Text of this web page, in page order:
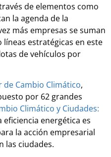
de elementos como
la agenda de la
más empresas se suman
estratégicas en este
de vehículos por
de Cambio Climático,
por 62 grandes
Climático y Ciudades:
eficiencia energética es
la acción empresarial
las ciudades.